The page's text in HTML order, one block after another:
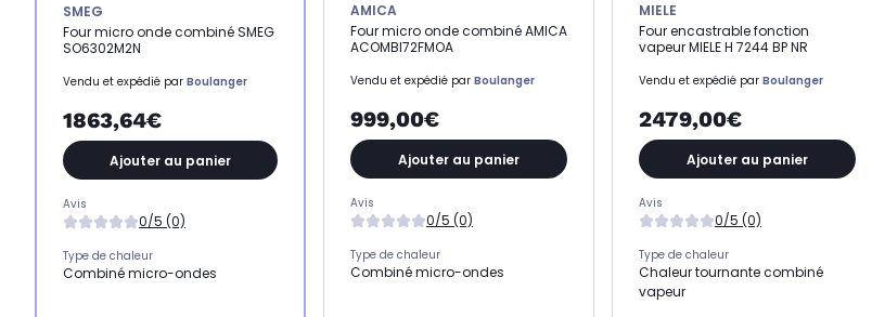
SMEG
Four micro onde combiné SMEG
SO6302M2N
Vendu et expédié par Boulanger
1863,64€
Ajouter au panier
Avis
0/5 (0)
Type de chaleur
Combiné micro-ondes
AMICA
Four micro onde combiné AMICA
ACOMBI72FMOA
Vendu et expédié par Boulanger
999,00€
Ajouter au panier
Avis
0/5 (0)
Type de chaleur
Combiné micro-ondes
MIELE
Four encastrable fonction
vapeur MIELE H 7244 BP NR
Vendu et expédié par Boulanger
2479,00€
Ajouter au panier
Avis
0/5 (0)
Type de chaleur
Chaleur tournante combiné
vapeur